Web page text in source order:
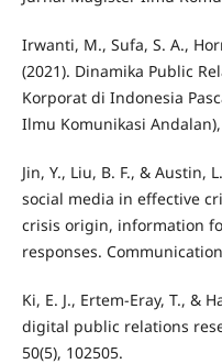
Irwanti, M., Sufa, S. A.,
(2021). Dinamika Public
Korporat di Indonesia
Ilmu Komunikasi Andalan),
Jin, Y., Liu, B. F., & Austin,
social media in effective
crisis origin, information
responses.
Ki, E. J., Ertem-Eray, T., &
digital public relations
50(5), 102505.